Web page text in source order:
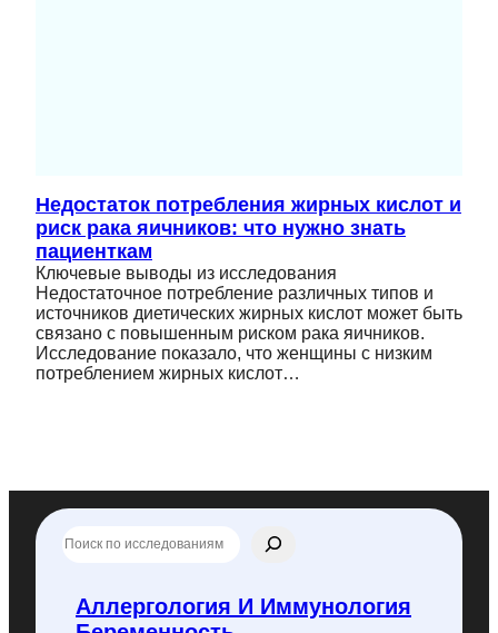
Недостаток потребления жирных кислот и
риск рака яичников: что нужно знать
пациенткам
Ключевые выводы из исследования
Недостаточное потребление различных типов и
источников диетических жирных кислот может быть
связано с повышенным риском рака яичников.
Исследование показало, что женщины с низким
потреблением жирных кислот…
П
о
Аллергология И Иммунология